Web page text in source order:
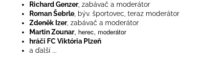
Richard Genzer, zabávač a moderátor
Roman Šebrle, býv. športovec, teraz moderátor
Zdeněk Izer, zabávač a moderátor
Martin Zounar, herec, moderátor
hráči FC Viktória Plzeň
a ďalší ...